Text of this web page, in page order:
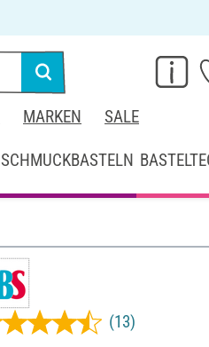
MARKEN SALE
SCHMUCKBASTELN
(13)